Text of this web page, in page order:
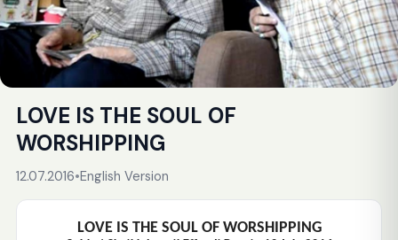
LOVE IS THE SOUL OF
WORSHIPPING
12.07.2016•English Version
LOVE IS THE SOUL OF WORSHIPPING